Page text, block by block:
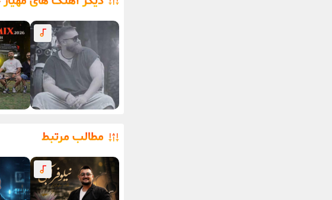
مطالب مرتبط